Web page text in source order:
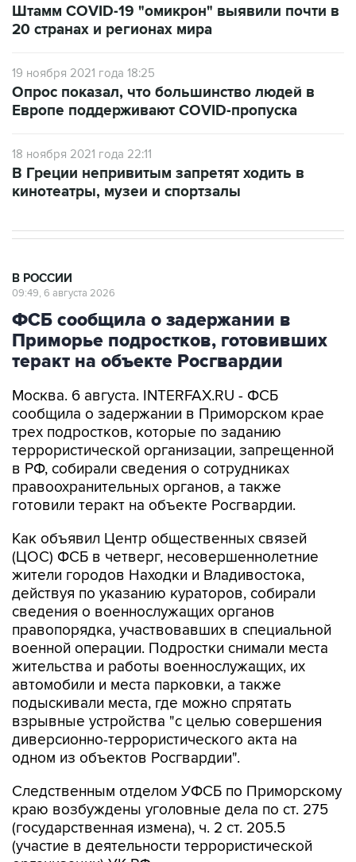
Штамм COVID-19 "омикрон" выявили почти в
20 странах и регионах мира
19 ноября 2021 года 18:25
Опрос показал, что большинство людей в
Европе поддерживают COVID-пропуска
18 ноября 2021 года 22:11
В Греции непривитым запретят ходить в
кинотеатры, музеи и спортзалы
В РОССИИ
09:49, 6 августа 2026
ФСБ сообщила о задержании в
Приморье подростков, готовивших
теракт на объекте Росгвардии
Москва. 6 августа. INTERFAX.RU - ФСБ
сообщила о задержании в Приморском крае
трех подростков, которые по заданию
террористической организации, запрещенной
в РФ, собирали сведения о сотрудниках
правоохранительных органов, а также
готовили теракт на объекте Росгвардии.
Как объявил Центр общественных связей
(ЦОС) ФСБ в четверг, несовершеннолетние
жители городов Находки и Владивостока,
действуя по указанию кураторов, собирали
сведения о военнослужащих органов
правопорядка, участвовавших в специальной
военной операции. Подростки снимали места
жительства и работы военнослужащих, их
автомобили и места парковки, а также
подыскивали места, где можно спрятать
взрывные устройства "с целью совершения
диверсионно-террористического акта на
одном из объектов Росгвардии".
Следственным отделом УФСБ по Приморскому
краю возбуждены уголовные дела по ст. 275
(государственная измена), ч. 2 ст. 205.5
(участие в деятельности террористической